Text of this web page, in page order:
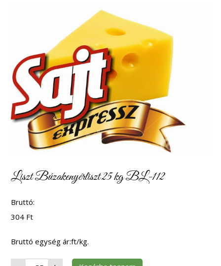
Liszt Búzakenyérliszt 25 kg BL-112
Bruttó:
304 Ft
Bruttó egység ár:ft/kg.
Liszt